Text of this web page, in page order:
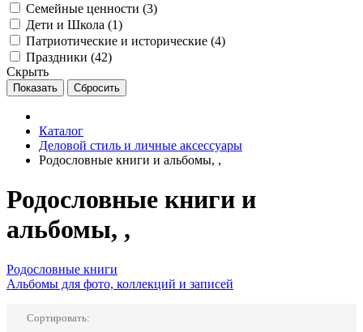
Семейные ценности (3)
Дети и Школа (1)
Патриотические и исторические (4)
Праздники (42)
Скрыть
Каталог
Деловой стиль и личные аксессуары
Родословные книги и альбомы, ,
Родословные книги и
альбомы, ,
Родословные книги
Альбомы для фото, коллекций и записей
Сортировать: